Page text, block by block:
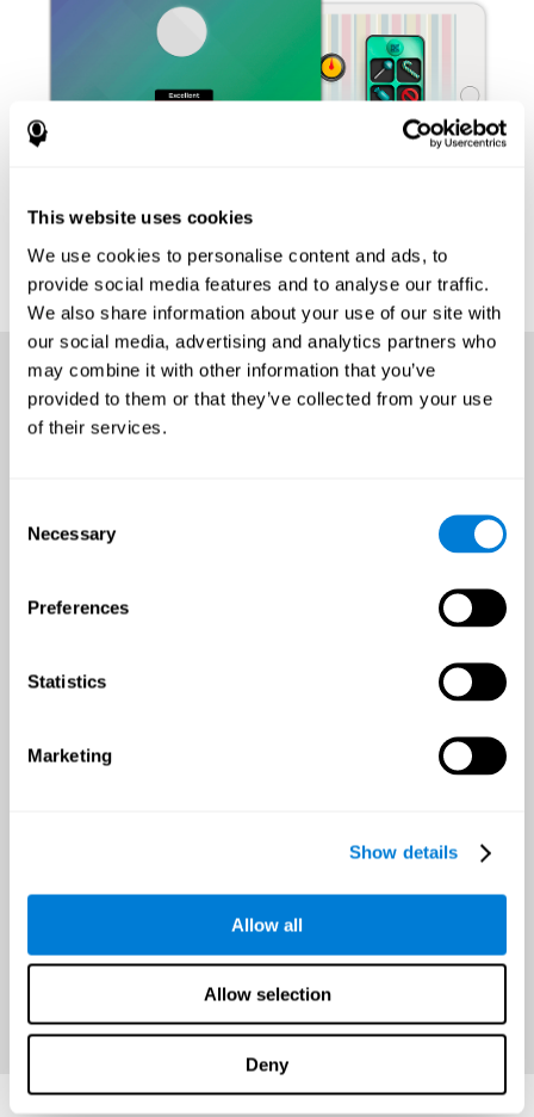
This website uses cookies
We use cookies to personalise content and ads, to
provide social media features and to analyse our traffic.
We also share information about your use of our site with
our social media, advertising and analytics partners who
may combine it with other information that you’ve
provided to them or that they’ve collected from your use
of their services.
Selection
Necessary
Preferences
Statistics
Marketing
Show details
Allow all
Allow selection
Deny
Une opportunité pour
Il est important de fixer un objectif concret et réalisable avant de
stimuler l'esprit.
RÉCLAMER VOTRE RÉDUCTION